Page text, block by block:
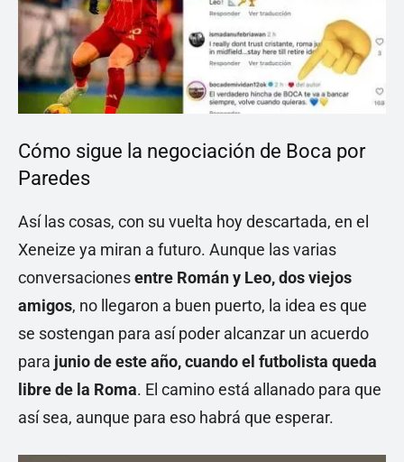
Cómo sigue la negociación de Boca por
Paredes
Así las cosas, con su vuelta hoy descartada, en el
Xeneize ya miran a futuro. Aunque las varias
conversacionesentre Román y Leo, dos viejos
amigos, no llegaron a buen puerto, la idea es que
se sostengan para así poder alcanzar un acuerdo
para junio de este año, cuando el futbolista queda
libre de la Roma. El camino está allanado para que
así sea, aunque para eso habrá que esperar.